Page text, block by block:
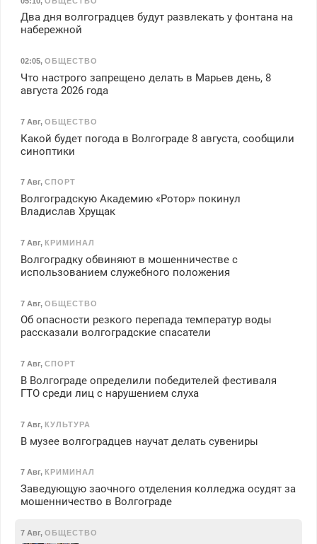
Два дня волгоградцев будут развлекать у фонтана на
набережной
02:05, ОБЩЕСТВО
Что настрого запрещено делать в Марьев день, 8
августа 2026 года
7 Авг, ОБЩЕСТВО
Какой будет погода в Волгограде 8 августа, сообщили
синоптики
7 Авг, СПОРТ
Волгоградскую Академию «Ротор» покинул
Владислав Хрущак
7 Авг, КРИМИНАЛ
Волгоградку обвиняют в мошенничестве с
использованием служебного положения
7 Авг, ОБЩЕСТВО
Об опасности резкого перепада температур воды
рассказали волгоградские спасатели
7 Авг, СПОРТ
В Волгограде определили победителей фестиваля
ГТО среди лиц с нарушением слуха
7 Авг, КУЛЬТУРА
В музее волгоградцев научат делать сувениры
7 Авг, КРИМИНАЛ
Заведующую заочного отделения колледжа осудят за
мошенничество в Волгограде
7 Авг, ОБЩЕСТВО